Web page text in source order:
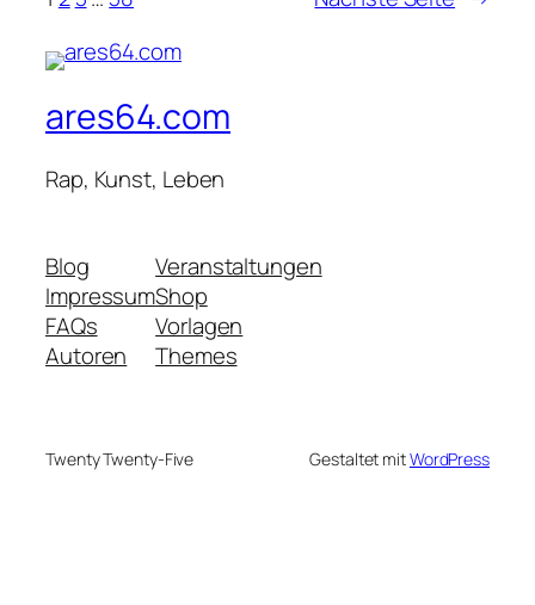
ares64.com
Rap, Kunst, Leben
Blog
Impressum
FAQs
Autoren
Veranstaltungen
Shop
Vorlagen
Themes
Twenty Twenty-Five Gestaltet mitWordPress